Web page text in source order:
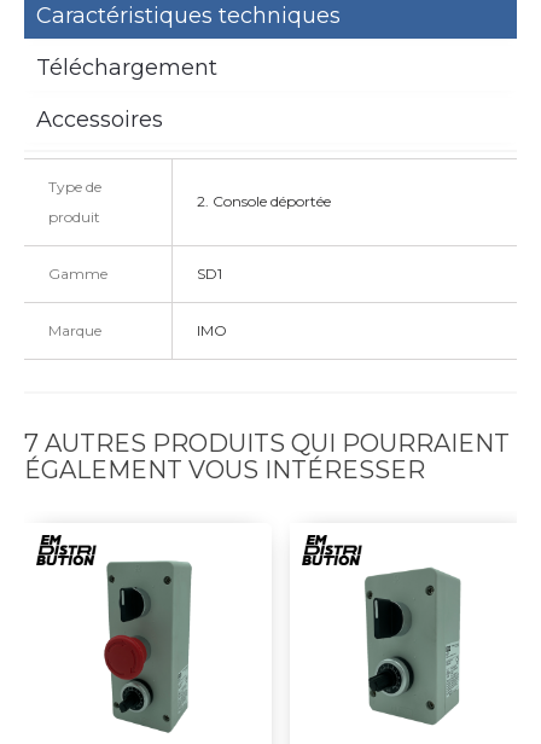
Caractéristiques techniques
Téléchargement
Accessoires
Type de
produit
2. Console déportée
Gamme SD1
Marque IMO
7 AUTRES PRODUITS QUI POURRAIENT
ÉGALEMENT VOUS INTÉRESSER